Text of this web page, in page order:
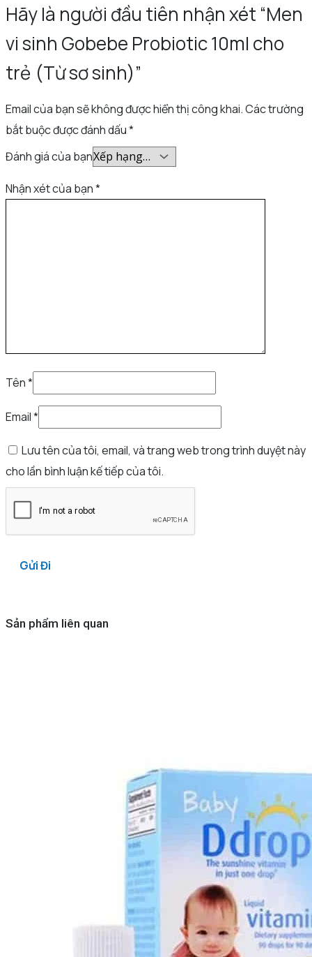
Hãy là người đầu tiên nhận xét “Men
vi sinh Gobebe Probiotic 10ml cho
trẻ (Từ sơ sinh)”
Email của bạn sẽ không được hiển thị công khai.Các trường
bắt buộc được đánh dấu*
Đánh giá của bạn
Nhận xét của bạn*
Tên*
Email*
Lưu tên của tôi, email, và trang web trong trình duyệt này
cho lần bình luận kế tiếp của tôi.
Sản phẩm liên quan